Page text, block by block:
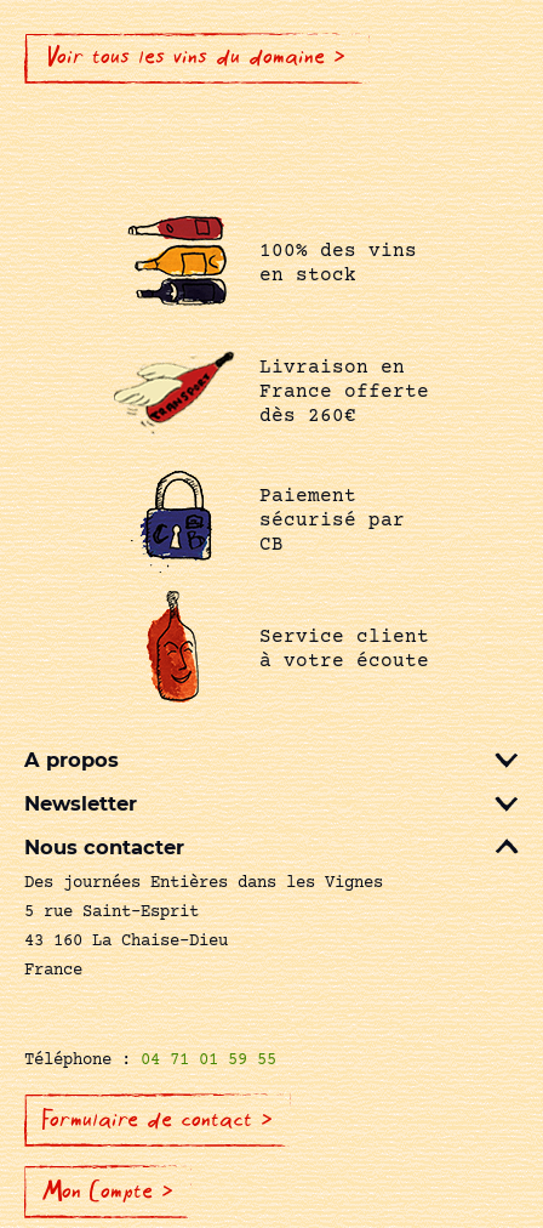
Voir tous les vins du domaine >
100% des vins
en stock
Livraison en
France offerte
dès 260€
Paiement
sécurisé par
CB
Service client
à votre écoute
A propos
Newsletter
Nous contacter
Des journées Entières dans les Vignes
5 rue Saint-Esprit
43 160 La Chaise-Dieu
France
Téléphone :04 71 01 59 55
Formulaire de contact >
Mon Compte >